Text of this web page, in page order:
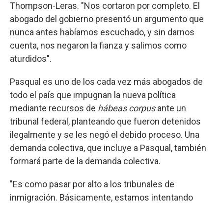
Thompson-Leras. "Nos cortaron por completo. El
abogado del gobierno presentó un argumento que
nunca antes habíamos escuchado, y sin darnos
cuenta, nos negaron la fianza y salimos como
aturdidos".
Pasqual es uno de los cada vez más abogados de
todo el país que impugnan la nueva política
mediante recursos de hábeas corpusante un
tribunal federal, planteando que fueron detenidos
ilegalmente y se les negó el debido proceso. Una
demanda colectiva, que incluye a Pasqual, también
formará parte de la demanda colectiva.
"Es como pasar por alto a los tribunales de
inmigración. Básicamente, estamos intentando